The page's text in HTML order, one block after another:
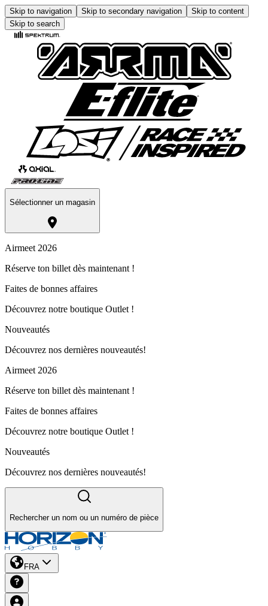
Skip to navigation Skip to secondary navigation
Skip to content
Skip to search
Sélectionner un magasin
Airmeet 2026
Réserve ton billet dès maintenant !
Faites de bonnes affaires
Découvrez notre boutique Outlet !
Nouveautés
Découvrez nos dernières nouveautés!
Airmeet 2026
Réserve ton billet dès maintenant !
Faites de bonnes affaires
Découvrez notre boutique Outlet !
Nouveautés
Découvrez nos dernières nouveautés!
Rechercher un nom ou un numéro de pièce
FRA